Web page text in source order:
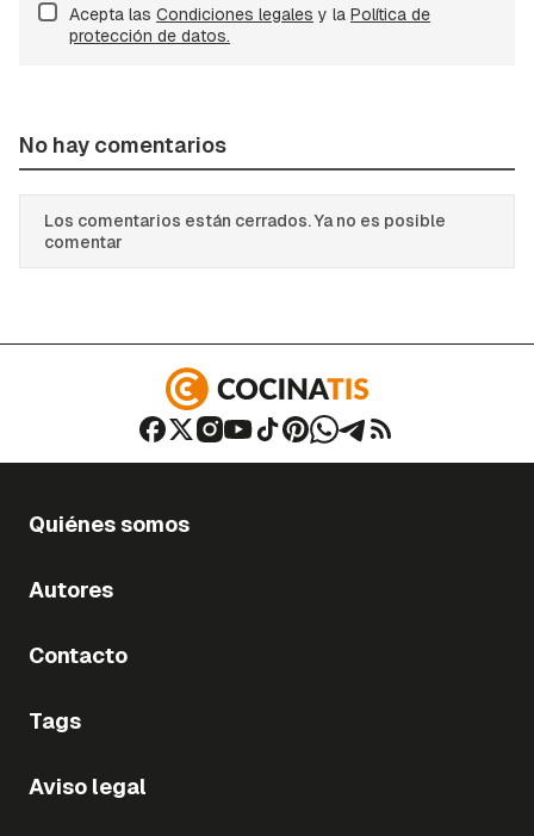
Acepta las Condiciones legales y la Política de
protección de datos.
No hay comentarios
Los comentarios están cerrados. Ya no es posible
comentar
Quiénes somos
Autores
Contacto
Tags
Aviso legal